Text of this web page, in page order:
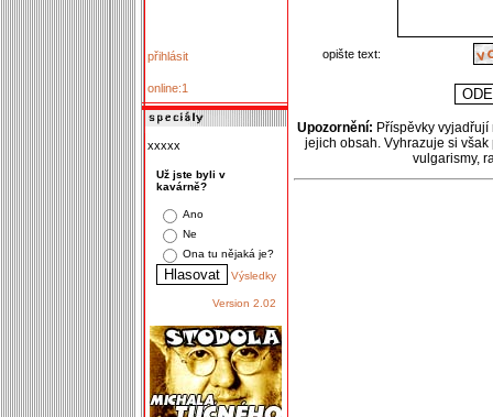
přihlásit
online:1
xxxxx
Už jste byli v
kavárně?
Ano
Ne
Ona tu nějaká je?
Výsledky
Version 2.02
opište text:
Upozornění: Příspěvky
jejich obsah. Vyhrazuje si
vulgarismy,